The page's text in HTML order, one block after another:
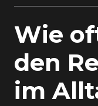
Wie
den
im